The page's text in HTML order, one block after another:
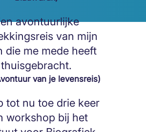
avontuurlijke
van mijn
die me mede heeft
thuisgebracht.
van je levensreis)
tot nu toe drie keer
workshop bij het